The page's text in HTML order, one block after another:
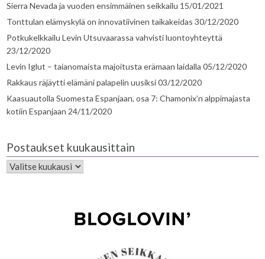
Sierra Nevada ja vuoden ensimmäinen seikkailu 15/01/2021
Tonttulan elämyskylä on innovatiivinen taikakeidas 30/12/2020
Potkukelkkailu Levin Utsuvaarassa vahvisti luontoyhteyttä
23/12/2020
Levin Iglut – taianomaista majoitusta erämaan laidalla 05/12/2020
Rakkaus räjäytti elämäni palapelin uusiksi03/12/2020
Kaasuautolla Suomesta Espanjaan, osa 7: Chamonix’n alppimajasta
kotiin Espanjaan 24/11/2020
Postaukset kuukausittain